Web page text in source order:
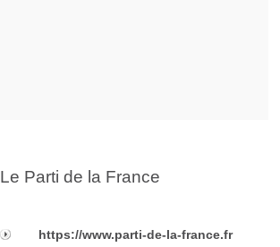
Le Parti de la France
https://www.parti-de-la-france.fr